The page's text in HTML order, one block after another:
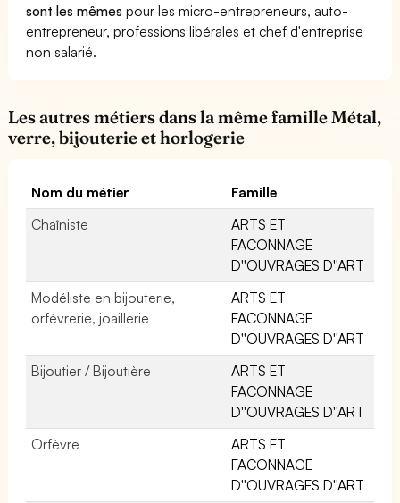
sont les mêmes pour les micro-entrepreneurs, auto-
entrepreneur, professions libérales et chef d'entreprise
non salarié.
Les autres métiers dans la même famille Métal,
verre, bijouterie et horlogerie
Nom du métier
Famille
Chaîniste
ARTS ET
FACONNAGE
D''OUVRAGES D''ART
Modéliste en bijouterie,
orfèvrerie, joaillerie
ARTS ET
FACONNAGE
D''OUVRAGES D''ART
Bijoutier / Bijoutière
ARTS ET
FACONNAGE
D''OUVRAGES D''ART
Orfèvre
ARTS ET
FACONNAGE
D''OUVRAGES D''ART